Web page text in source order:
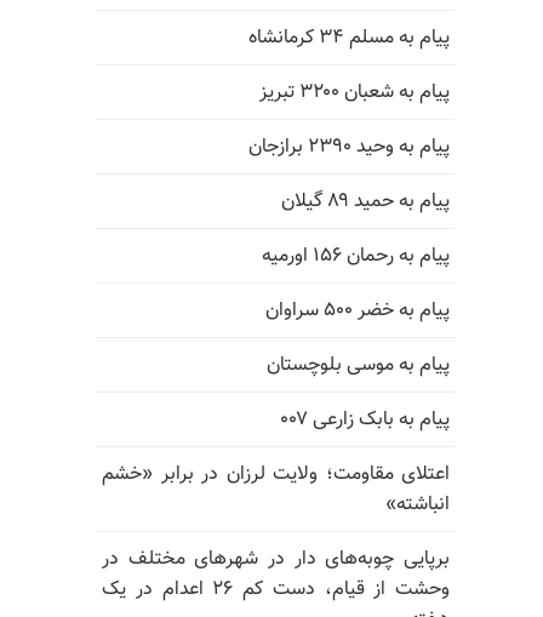
پیام به مسلم ۳۴ کرمانشاه
پیام به شعبان ۳۲۰۰ تبریز
پیام به وحید ۲۳۹۰ برازجان
پیام به حمید ۸۹ گیلان
پیام به رحمان ۱۵۶ اورمیه
پیام به خضر ۵۰۰ سراوان
پیام به موسی بلوچستان
پیام به بابک زارعی ۰۰۷
اعتلای مقاومت؛ ولایت لرزان در برابر «خشم
انباشته»
برپایی چوبه‌های دار در شهرهای مختلف در
وحشت از قیام، دست کم ۲۶ اعدام در یک